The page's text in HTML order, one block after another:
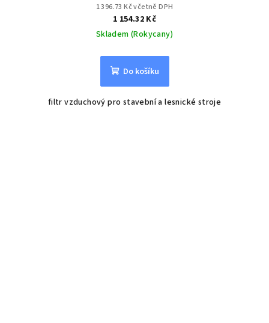
1 396.73 Kč včetně DPH
1 154.32 Kč
Skladem (Rokycany)
Do košíku
filtr vzduchový pro stavební a lesnické stroje